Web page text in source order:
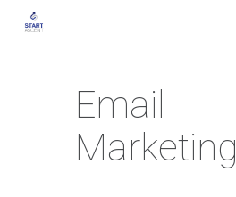
Email
Marketing